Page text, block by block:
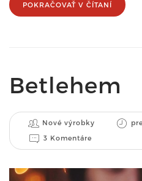
POKRAČOVAŤ V ČÍTANÍ
Betlehem
Nové výrobky
3 Komentáre